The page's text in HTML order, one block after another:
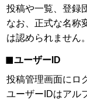
投稿や一覧、登録
なお、正式な名称
は認められません。
ユーザーID
投稿管理画面にロ
ユーザーIDはアル